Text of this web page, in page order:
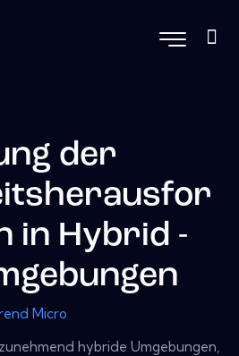
der
in Hybrid -
Micro
hybride Umgebungen,